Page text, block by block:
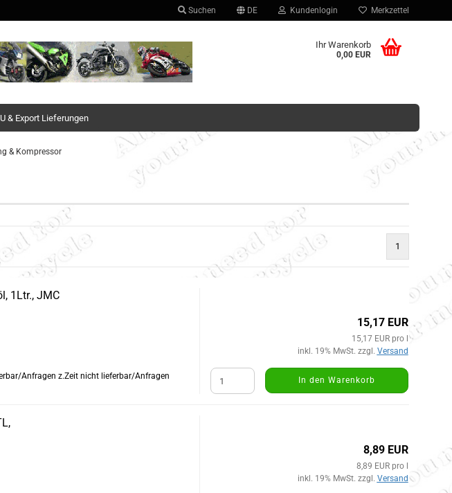
Suchen DE
Sprache auswählen
Kundenlogin
Konto erstellen
Merkzettel
Ihr Warenkorb
0,00 EUR
& Export Lieferungen
& Kompressor
1
1Ltr., JMC
z.Zeit nicht lieferbar/Anfragen
15,17 EUR
15,17 EUR pro l
inkl. 19% MwSt. zzgl. Versand
In den Warenkorb
8,89 EUR
8,89 EUR pro l
inkl. 19% MwSt. zzgl. Versand